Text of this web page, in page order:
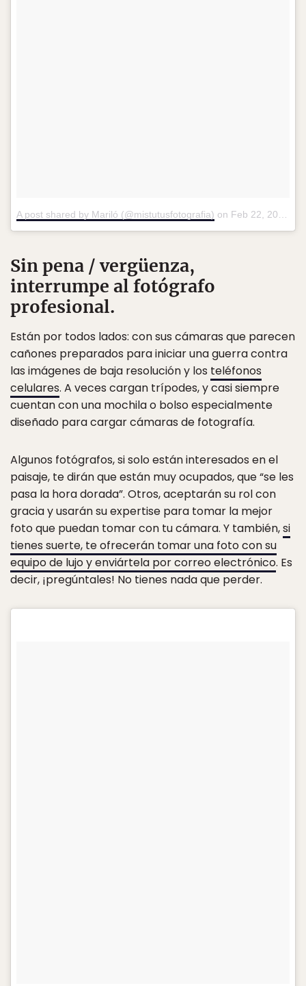
A post shared by Mariló (@mistutusfotografia) on Feb 22, 2018 at 10:08pm PST
Sin pena / vergüenza,
interrumpe al fotógrafo
profesional.
Están por todos lados: con sus cámaras que parecen
cañones preparados para iniciar una guerra contra
las imágenes de baja resolución y los teléfonos
celulares. A veces cargan trípodes, y casi siempre
cuentan con una mochila o bolso especialmente
diseñado para cargar cámaras de fotografía.
Algunos fotógrafos, si solo están interesados en el
paisaje, te dirán que están muy ocupados, que “se les
pasa la hora dorada”. Otros, aceptarán su rol con
gracia y usarán su expertise para tomar la mejor
foto que puedan tomar con tu cámara. Y también,si
tienes suerte, te ofrecerán tomar una foto con su
equipo de lujo y enviártela por correo electrónico. Es
decir, ¡pregúntales! No tienes nada que perder.